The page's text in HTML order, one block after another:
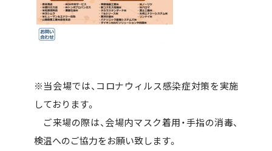
※当会場では、コロナウィルス感染症対策を実施
しております。
ご来場の際は、会場内マスク着用・手指の消毒、
検温へのご協力をお願い致します。